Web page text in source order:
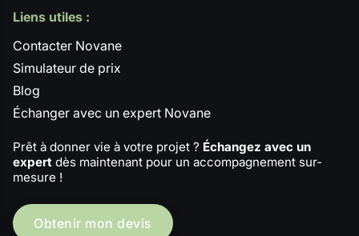
Liens utiles :
Contacter Novane
Simulateur de prix
Blog
Échanger avec un expert Novane
Prêt à donner vie à votre projet ? Échangez avec un
expert dès maintenant pour un accompagnement sur-
mesure !
Obtenir mon devis